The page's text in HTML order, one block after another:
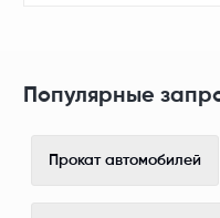
Популярные
Прокат автомобилей